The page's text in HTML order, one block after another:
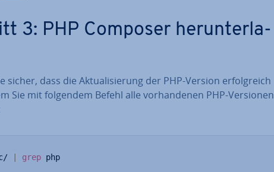
3: PHP Composer her­un­ter­la­
sicher, dass die Ak­tua­li­sie­rung der PHP-Version er­folg­reich
Sie mit folgendem Befehl alle vor­han­de­nen PHP-Versionen
grep php